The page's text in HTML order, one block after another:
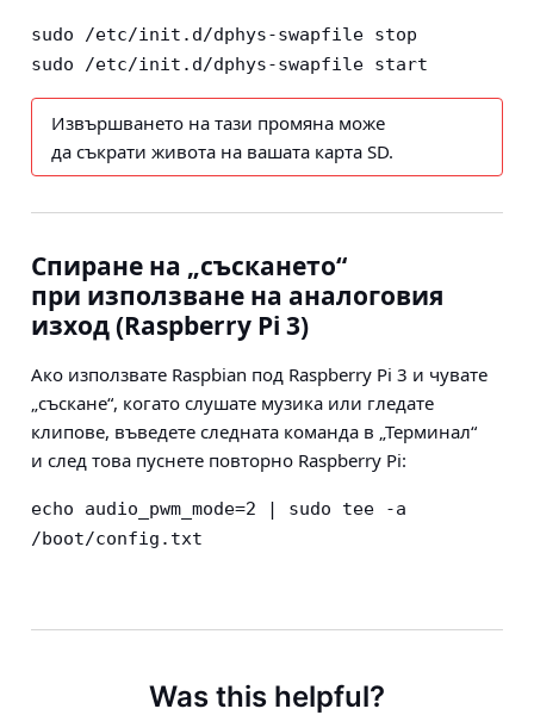
sudo /etc/init.d/dphys-swapfile stop
sudo /etc/init.d/dphys-swapfile start
Извършването на тази промяна може
да съкрати живота на вашата карта SD.
Спиране на „съскането“
при използване на аналоговия
изход (Raspberry Pi 3)
Ако използвате Raspbian под Raspberry Pi 3 и чувате
„съскане“, когато слушате музика или гледате
клипове, въведете следната команда в „Терминал“
и след това пуснете повторно Raspberry Pi:
echo audio_pwm_mode=2 | sudo tee -a
/boot/config.txt
Was this helpful?